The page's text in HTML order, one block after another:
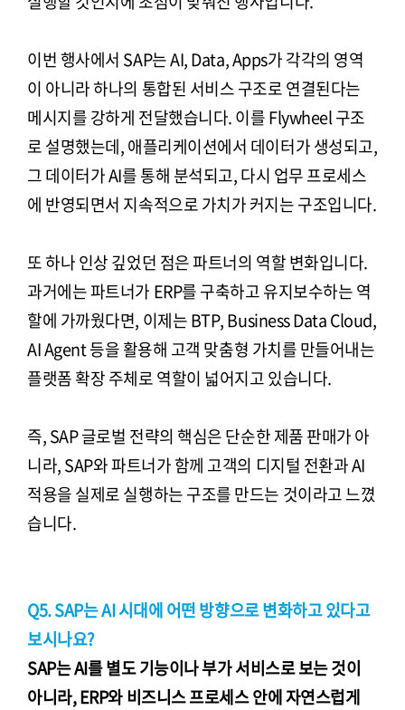
이번 행사에서 SAP는 AI, Data, Apps가 각각의 영역
이 아니라 하나의 통합된 서비스 구조로 연결된다는
메시지를 강하게 전달했습니다. 이를 Flywheel 구조
로 설명했는데, 애플리케이션에서 데이터가 생성되고,
그 데이터가 AI를 통해 분석되고, 다시 업무 프로세스
에 반영되면서 지속적으로 가치가 커지는 구조입니다.
또 하나 인상 깊었던 점은 파트너의 역할 변화입니다.
과거에는 파트너가 ERP를 구축하고 유지보수하는 역
할에 가까웠다면, 이제는 BTP, Business Data Cloud,
AI Agent 등을 활용해 고객 맞춤형 가치를 만들어내는
플랫폼 확장 주체로 역할이 넓어지고 있습니다.
즉, SAP 글로벌 전략의 핵심은 단순한 제품 판매가 아
니라, SAP와 파트너가 함께 고객의 디지털 전환과 AI
적용을 실제로 실행하는 구조를 만드는 것이라고 느꼈
습니다.
Q5. SAP는 AI 시대에 어떤 방향으로 변화하고 있다고
보시나요?
SAP는 AI를 별도 기능이나 부가 서비스로 보는 것이
아니라, ERP와 비즈니스 프로세스 안에 자연스럽게